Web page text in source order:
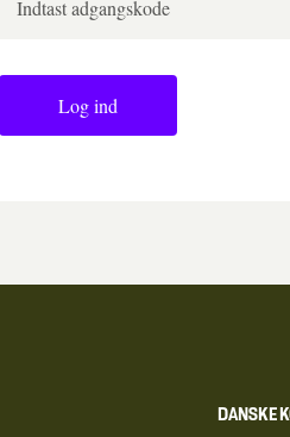
Log ind
DANSKE